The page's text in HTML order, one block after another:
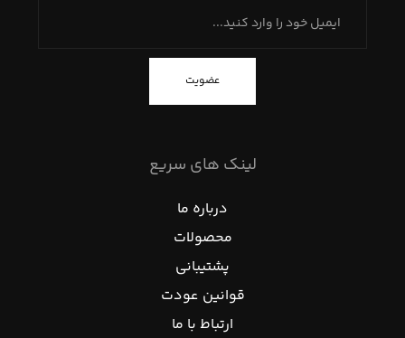
عضویت
لینک های سریع
درباره ما
محصولات
پشتیبانی
قوانین عودت
ارتباط با ما